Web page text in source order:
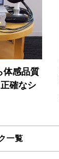
体感品質
確なシ
一覧